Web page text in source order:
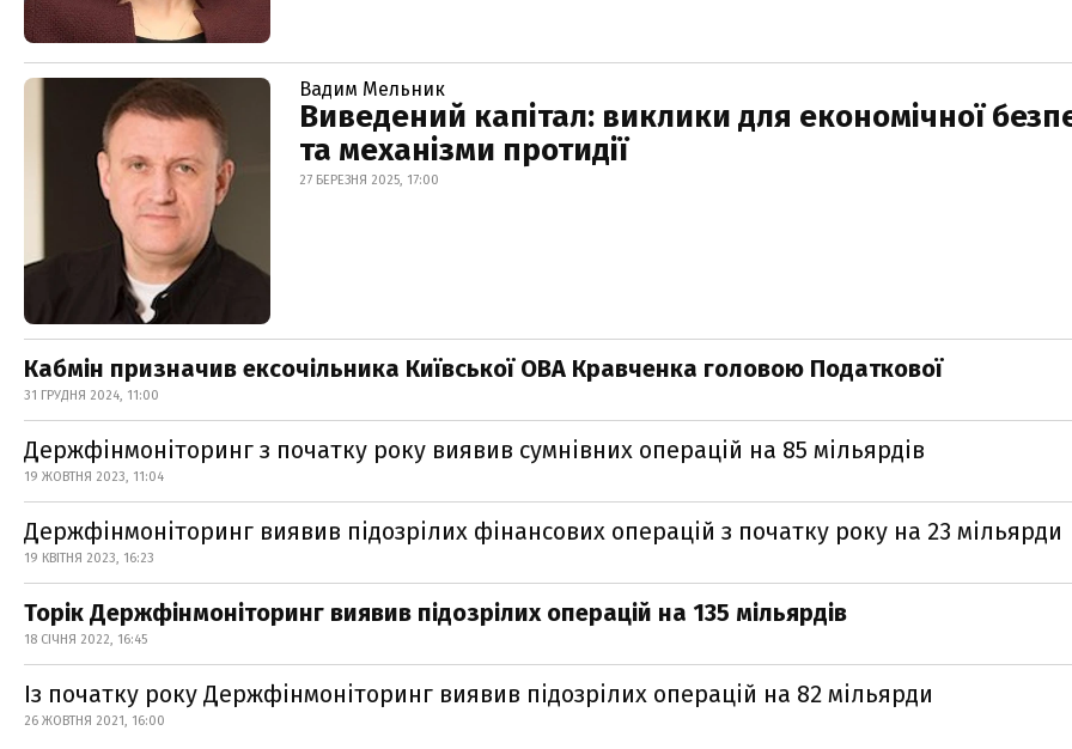
Вадим Мельник
Виведений капітал: виклики для економічної
та механізми протидії
27 БЕРЕЗНЯ 2025, 17:00
Кабмін призначив ексочільника Київської ОВА Кравченка головою Податкової
31 ГРУДНЯ 2024, 11:00
Держфінмоніторинг з початку року виявив сумнівних операцій на 85 мільярдів
19 ЖОВТНЯ 2023, 11:04
Держфінмоніторинг виявив підозрілих фінансових операцій з початку року на 23 мільярди
19 КВІТНЯ 2023, 16:23
Торік Держфінмоніторинг виявив підозрілих операцій на 135 мільярдів
18 СІЧНЯ 2022, 16:45
Із початку року Держфінмоніторинг виявив підозрілих операцій на 82 мільярди
26 ЖОВТНЯ 2021, 16:00